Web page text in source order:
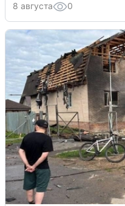
8 августа 0